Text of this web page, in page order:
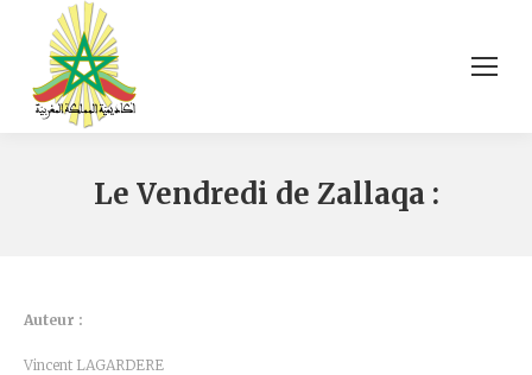
Le Vendredi de Zallaqa :
Auteur :
Vincent LAGARDERE